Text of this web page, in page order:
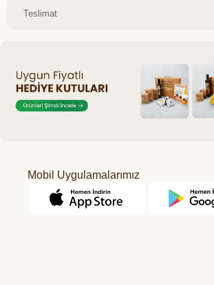
Teslimat
Mobil Uygulamalarımız